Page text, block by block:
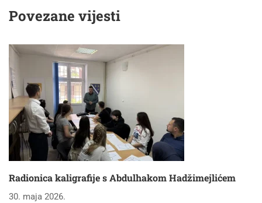
Memorijalnom centru
Povezane vijesti
Radionica kaligrafije s Abdulhakom Hadžimejlićem
30. maja 2026.